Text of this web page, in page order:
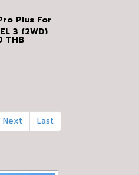
Plus For
3 (2WD)
THB
Next Last